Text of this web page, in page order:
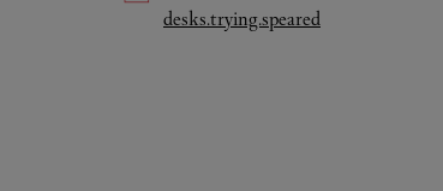
desks.trying.speared